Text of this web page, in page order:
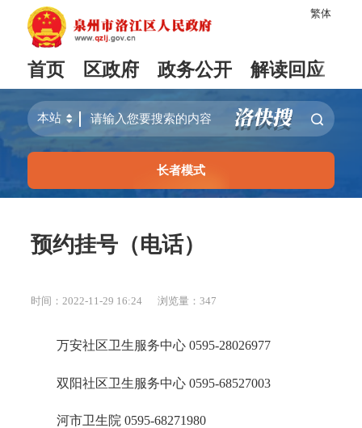
繁体
首页 区政府 政务公开 解读回应
长者模式
预约挂号（电话）
时间：2022-11-29 16:24 浏览量： 347
万安社区卫生服务中心 0595-28026977
双阳社区卫生服务中心 0595-68527003
河市卫生院 0595-68271980